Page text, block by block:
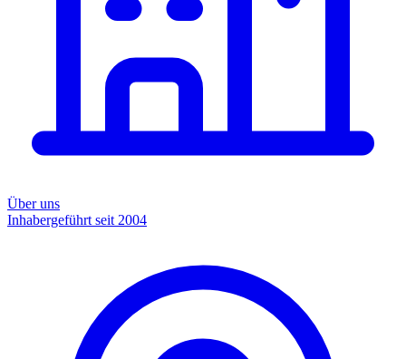
Über uns
Inhabergeführt seit 2004